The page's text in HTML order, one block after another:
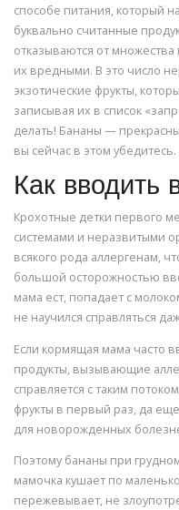
способе питания, который
буквально считанные
отказываются от
их вредными. В это число
экзотические фрукты,
записывая их в список
делать! Бананы —
вы сейчас в этом убедитесь.
Как вводить
Крохотные детки первого
системами и неразвитыми
всякого рода аллергенам,
большой осторожностью
мама ест, попадает с
не научился справляться
Если кормящая мама часто
продукты, вызывающие
справляется с таким
фрукты в первый раз, да
для новорожденных
Поэтому бананы при
мамочка кушает по
пережевывает, не